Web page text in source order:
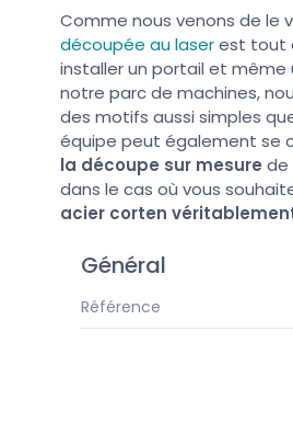
Comme nous venons de le
découpée au laserest tout
installer un portail et même
notre parc de machines,
des motifs aussi simples
équipe peut également se
la découpe sur mesure de
dans le cas où vous
acier corten
Général
Référence